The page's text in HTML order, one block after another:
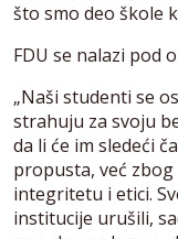
što smo deo škole
FDU se nalazi pod
„Naši studenti se
strahuju za svoju
da li će im sledeći
propusta, već
integritetu i etici.
institucije urušili,